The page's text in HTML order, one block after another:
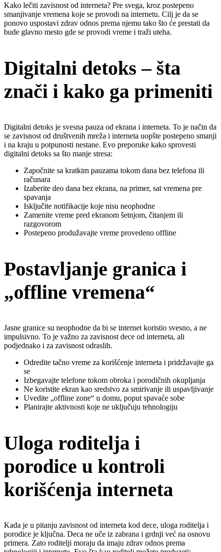
Kako lečiti zavisnost od interneta? Pre svega, kroz postepeno
smanjivanje vremena koje se provodi na internetu. Cilj je da se
ponovo uspostavi zdrav odnos prema njemu tako što će prestati da
bude glavno mesto gde se provodi vreme i traži uteha.
Digitalni detoks – šta
znači i kako ga primeniti
Digitalni detoks je svesna pauza od ekrana i interneta. To je način da
se zavisnost od društvenih mreža i interneta uopšte postepeno smanji
i na kraju u potpunosti nestane. Evo preporuke kako sprovesti
digitalni detoks sa što manje stresa:
Započnite sa kratkim pauzama tokom dana bez telefona ili
računara
Izaberite deo dana bez ekrana, na primer, sat vremena pre
spavanja
Isključite notifikacije koje nisu neophodne
Zamenite vreme pred ekranom šetnjom, čitanjem ili
razgovorom
Postepeno produžavajte vreme provedeno offline
Postavljanje granica i
„offline vremena“
Jasne granice su neophodne da bi se internet koristio svesno, a ne
impulsivno. To je važno za zavisnost dece od interneta, ali
podjednako i za zavisnost odraslih.
Odredite tačno vreme za korišćenje interneta i pridržavajte ga
se
Izbegavajte telefone tokom obroka i porodičnih okupljanja
Ne koristite ekran kao sredstvo za smirivanje ili uspavljivanje
Uvedite „offline zone“ u domu, poput spavaće sobe
Planirajte aktivnosti koje ne uključuju tehnologiju
Uloga roditelja i
porodice u kontroli
korišćenja interneta
Kada je u pitanju zavisnost od interneta kod dece, uloga roditelja i
porodice je ključna. Deca ne uče iz zabrana i grdnji već na osnovu
primera. Zato roditelji moraju da imaju zdrav odnos prema